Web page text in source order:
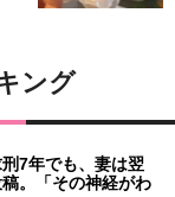
ング
7年でも、妻は翌
。「その神経がわ